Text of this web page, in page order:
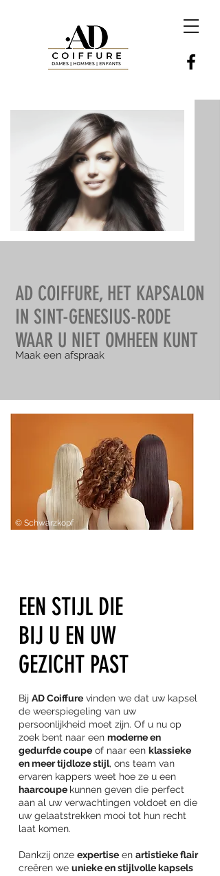
AD COIFFURE, HET KAPSALON
IN SINT-GENESIUS-RODE
WAAR U NIET OMHEEN KUNT
Maak een afspraak
© Schwarzkopf
EEN STIJL DIE
BIJ U EN UW
GEZICHT PAST
Bij AD Coiffure vinden we dat uw kapsel
de weerspiegeling van uw
persoonlijkheid moet zijn. Of u nu op
zoek bent naar een moderne en
gedurfde coupe of naar een klassieke
en meer tijdloze stijl, ons team van
ervaren kappers weet hoe ze u een
haarcoupe kunnen geven die perfect
aan al uw verwachtingen voldoet en die
uw gelaatstrekken mooi tot hun recht
laat komen.
Dankzij onze expertise en artistieke flair
creëren we unieke en stijlvolle kapsels